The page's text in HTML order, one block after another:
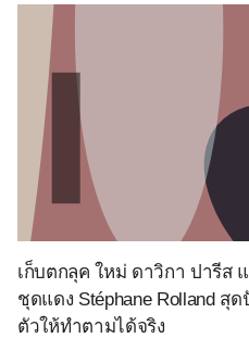
เก็บตกลุค ใหม่ ดาวิกา ปารีส
ชุดแดง Stéphane Rolland สุ
ตัวให้ทำตามได้จริง